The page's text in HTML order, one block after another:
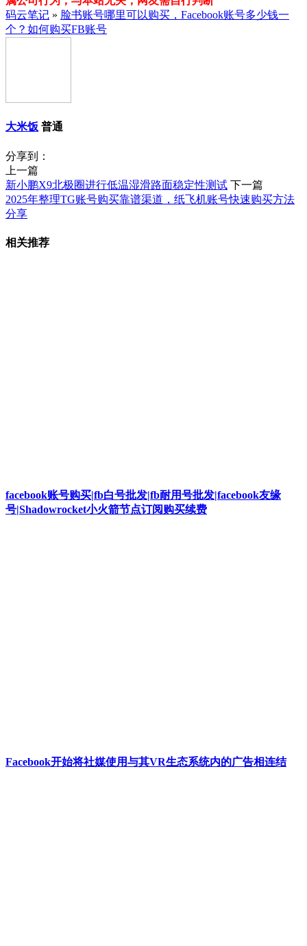
码云笔记 » 脸书账号哪里可以购买，Facebook账号多少钱一
个？如何购买FB账号
大米饭 普通
分享到：
上一篇
新小鹏X9北极圈进行低温湿滑路面稳定性测试 下一篇
2025年整理TG账号购买靠谱渠道，纸飞机账号快速购买方法
分享
相关推荐
facebook账号购买|fb白号批发|fb耐用号批发|facebook友缘
号|Shadowrocket小火箭节点订阅购买续费
Facebook开始将社媒使用与其VR生态系统内的广告相连结